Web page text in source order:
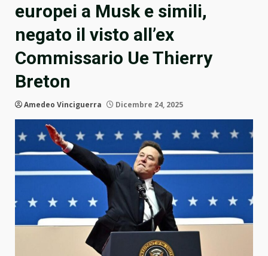
europei a Musk e simili,
negato il visto all’ex
Commissario Ue Thierry
Breton
Amedeo Vinciguerra Dicembre 24, 2025